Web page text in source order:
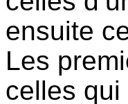
ensuite
Les
celles